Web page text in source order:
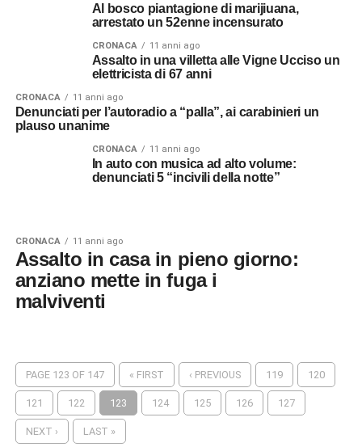
Al bosco piantagione di marijiuana,
arrestato un 52enne incensurato
CRONACA 11 anni ago
Assalto in una villetta alle Vigne Ucciso un
elettricista di 67 anni
CRONACA 11 anni ago
Denunciati per l’autoradio a “palla”, ai carabinieri un
plauso unanime
CRONACA 11 anni ago
In auto con musica ad alto volume:
denunciati 5 “incivili della notte”
CRONACA 11 anni ago
Assalto in casa in pieno giorno:
anziano mette in fuga i
malviventi
PAGE 123 OF 147 « FIRST ‹ PREVIOUS 119 120
121 122 123 124 125 126 127
NEXT › LAST »